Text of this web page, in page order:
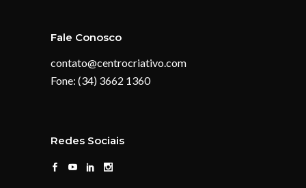
Fale Conosco
contato@centrocriativo.com
Fone: (34) 3662 1360
Redes Sociais